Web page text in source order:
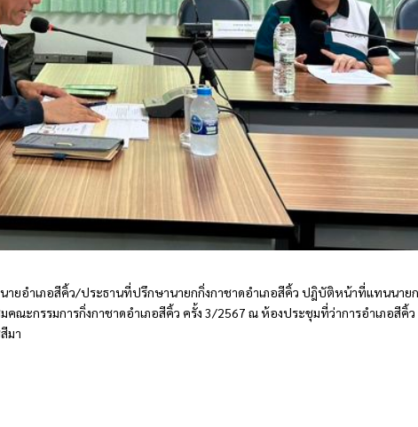
ยอำเภอสีคิ้ว/ประธานที่ปรึกษานายกกิ่งกาชาดอำเภอสีคิ้ว ปฎิบัติหน้าที่แทนนายก
คณะกรรมการกิ่งกาชาดอำเภอสีคิ้ว ครั้ง 3/2567 ณ ห้องประชุมที่ว่าการอำเภอสีคิ้ว
มา